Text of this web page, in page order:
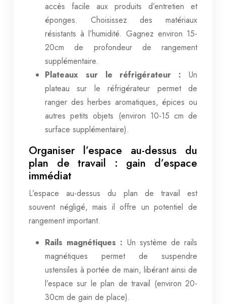
accès facile aux produits d’entretien et
éponges. Choisissez des matériaux
résistants à l’humidité. Gagnez environ 15-
20cm de profondeur de rangement
supplémentaire.
Plateaux sur le réfrigérateur : Un
plateau sur le réfrigérateur permet de
ranger des herbes aromatiques, épices ou
autres petits objets (environ 10-15 cm de
surface supplémentaire).
Organiser l’espace au-dessus du
plan de travail : gain d’espace
immédiat
L’espace au-dessus du plan de travail est
souvent négligé, mais il offre un potentiel de
rangement important.
Rails magnétiques : Un système de rails
magnétiques permet de suspendre
ustensiles à portée de main, libérant ainsi de
l’espace sur le plan de travail (environ 20-
30cm de gain de place).